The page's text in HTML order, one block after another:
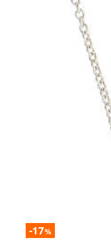
-17%